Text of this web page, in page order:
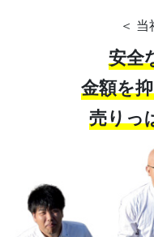
＜
安全
金額を
売りっ